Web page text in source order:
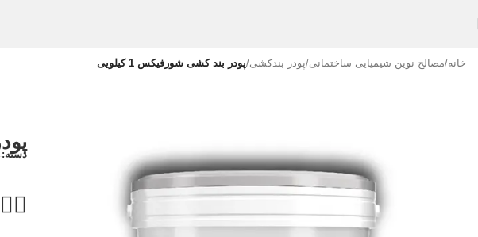
خانه/مصالح نوین شیمیایی ساختمانی/پودر بندکشی/پودر بند کشی شورفیکس 1 کیلویی
دسته: